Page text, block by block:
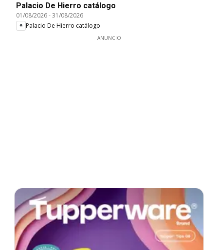
Palacio De Hierro catálogo
01/08/2026-31/08/2026
Palacio De Hierro catálogo
ANUNCIO